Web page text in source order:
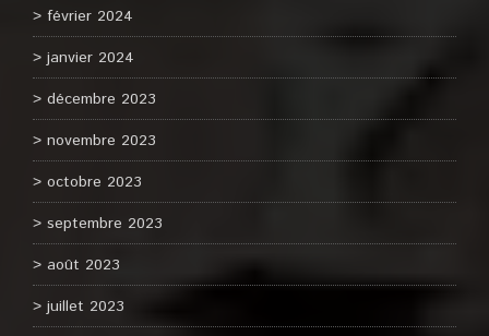
février 2024
janvier 2024
décembre 2023
novembre 2023
octobre 2023
septembre 2023
août 2023
juillet 2023